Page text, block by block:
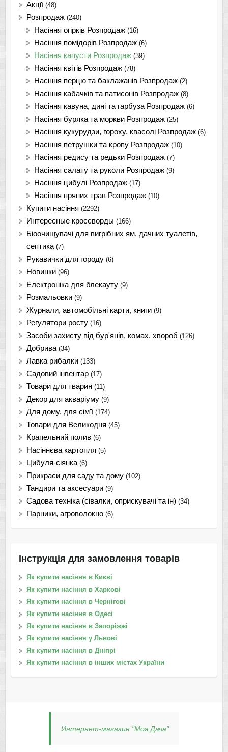
Акції (48)
Розпродаж (240)
Насіння огірків Розпродаж (16)
Насіння помідорів Розпродаж (6)
Насіння капусти Розпродаж (39)
Насіння квітів Розпродаж (78)
Насіння перцю та баклажанів Розпродаж (2)
Насіння кабачків та патисонів Розпродаж (8)
Насіння кавуна, дині та гарбуза Розпродаж (6)
Насіння буряка та моркви Розпродаж (25)
Насіння кукурудзи, гороху, квасолі Розпродаж (6)
Насіння петрушки та кропу Розпродаж (10)
Насіння редису та редьки Розпродаж (7)
Насіння салату та руколи Розпродаж (9)
Насіння цибулі Розпродаж (17)
Насіння пряних трав Розпродаж (10)
Купити насіння (2292)
Интересные кроссворды (166)
Біоочищувачі для вигрібних ям, дачних туалетів,
септика (7)
Рукавички для городу (6)
Новинки (96)
Електроніка для блекауту (9)
Розмальовки (9)
Журнали, автомобільні карти, книги (9)
Регулятори росту (16)
Засоби захисту від бур'янів, комах, хвороб (126)
Добрива (34)
Лавка рибалки (133)
Садовий інвентар (17)
Товари для тварин (11)
Декор для акваріуму (9)
Для дому, для сім'ї (174)
Товари для Великодня (45)
Крапельний полив (6)
Насіннєва картопля (5)
Цибуля-сіянка (6)
Прикраси для саду та дому (102)
Тандири та аксесуари (9)
Садова техніка (сівалки, оприскувачі та ін) (34)
Парники, агроволокно (6)
Інструкція для замовлення товарів
Як купити насіння в Києві
Як купити насіння в Харкові
Як купити насіння в Чернігові
Як купити насіння в Одесі
Як купити насіння в Запоріжжі
Як купити насіння у Львові
Як купити насіння в Дніпрі
Як купити насіння в інших містах України
Интернет-магазин "Моя Дача"